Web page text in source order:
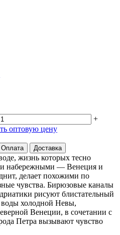
+
оптовую цену
Оплата Доставка
жизнь которых тесно
и набережными — Венеция и
делает похожими по
чувства. Бирюзовые каналы
рисуют блистательный
воды холодной Невы,
Венеции, в сочетании с
Петра вызывают чувство